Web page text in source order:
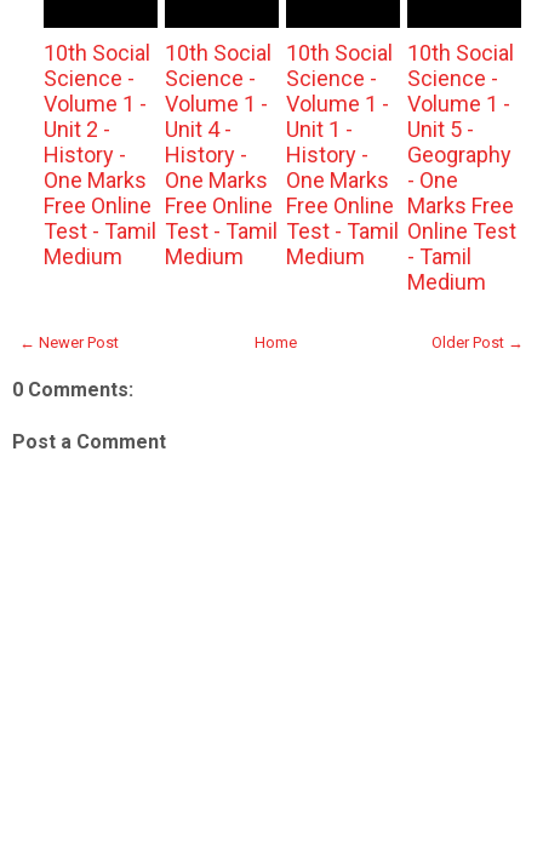
10th Social
Science -
Volume 1 -
Unit 2 -
History -
One Marks
Free Online
Test - Tamil
Medium
10th Social
Science -
Volume 1 -
Unit 4 -
History -
One Marks
Free Online
Test - Tamil
Medium
10th Social
Science -
Volume 1 -
Unit 1 -
History -
One Marks
Free Online
Test - Tamil
Medium
10th Social
Science -
Volume 1 -
Unit 5 -
Geography
- One
Marks Free
Online Test
- Tamil
Medium
← Newer Post Older Post →
Home
0 Comments:
Post a Comment